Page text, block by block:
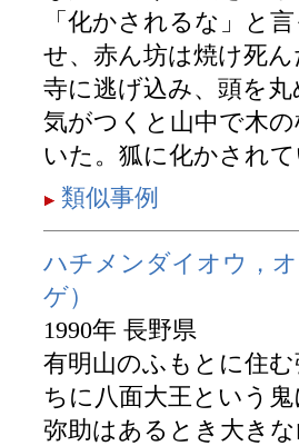
「化かされるな」と
せ、赤ん坊は焼け死
寺に逃げ込み、頭を
気がつくと山中で木
いた。狐に化かされ
類似事例
ハチメンダイオウ，
ゲ）
1990年 長野県
有明山のふもとに住
ちに八面大王という
弥助はあるとき大き